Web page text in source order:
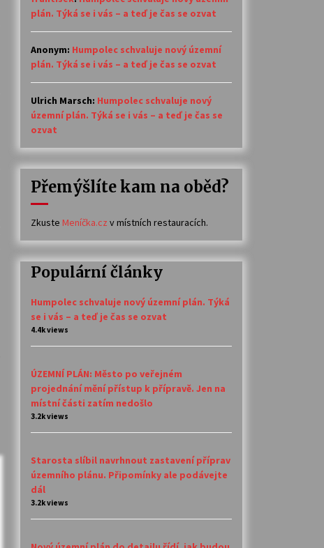
plán. Týká se i vás – a teď je čas se ozvat
Anonym: Humpolec schvaluje nový územní
plán. Týká se i vás – a teď je čas se ozvat
Ulrich Marsch: Humpolec schvaluje nový
územní plán. Týká se i vás – a teď je čas se
ozvat
Přemýšlíte kam na oběd?
Zkuste Meníčka.cz v místních restauracích.
Populární články
Humpolec schvaluje nový územní plán. Týká
se i vás – a teď je čas se ozvat
4.4k views
ÚZEMNÍ PLÁN: Město po veřejném
projednání mění přístup k přípravě. Jen na
místní části zatím nedošlo
3.2k views
Starosta slíbil navrhnout zastavení příprav
územního plánu. Připomínky ale podávejte
dál
3.2k views